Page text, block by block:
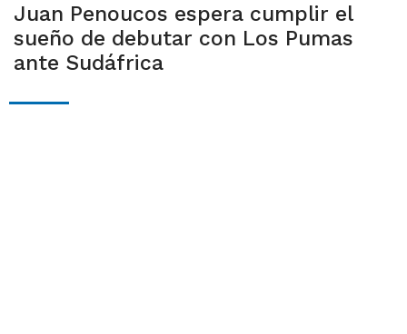
Juan Penoucos espera cumplir el
sueño de debutar con Los Pumas
ante Sudáfrica